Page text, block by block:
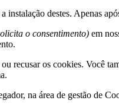
destes. Apenas
o consentimento) em
recusar os cookies. Você
na área de gestão de